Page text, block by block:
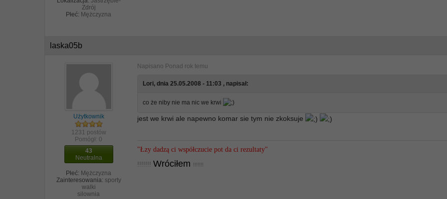
Zdrój
Płeć: Mężczyzna
laska05b
Użytkownik
1231 postów
Pomógł: 0
43
Neutralna
Płeć: Mężczyzna
Zainteresowania: sporty
walki
silownia
Napisano Ponad rok temu
Lori, dnia 25.05.2008 - 11:03 , napisał:
co że niby nie ma nic we krwi
jest we krwi ale napewno komar sie tym nie zkoksuje
"Łzy dadzą ci współczucie pot da ci rezultaty"
!!!!!!!Wróciłem !!!!!!!